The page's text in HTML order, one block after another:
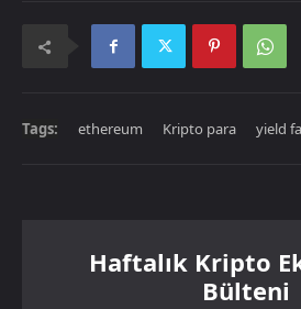
Tags: ethereum Kripto para yield
Haftalık Kripto
Bülteni